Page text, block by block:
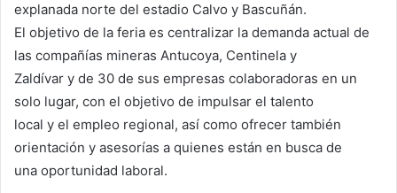
explanada norte del estadio Calvo y Bascuñán.
El objetivo de la feria es centralizar la demanda actual de
las compañías mineras Antucoya, Centinela y
Zaldívar y de 30 de sus empresas colaboradoras en un
solo lugar, con el objetivo de impulsar el talento
local y el empleo regional, así como ofrecer también
orientación y asesorías a quienes están en busca de
una oportunidad laboral.